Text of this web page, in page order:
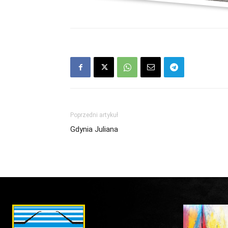
Poprzedni artykuł
Gdynia Juliana